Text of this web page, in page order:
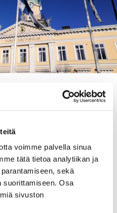
voimme palvella sinua
tätä tietoa analytiikan ja
sekä
suorittamiseen. Osa
sivuston
otettiin kaupungilla ja
ja -
kansainvälisen
ollut korvaamaton,
Aino-Maija Luukkonen
kehittämisessä on